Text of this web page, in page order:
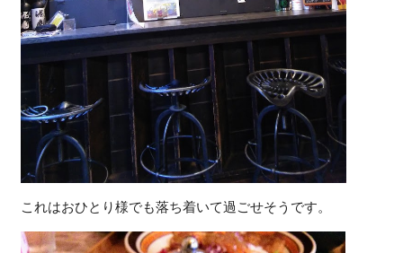
これはおひとり様でも落ち着いて過ごせそうです。